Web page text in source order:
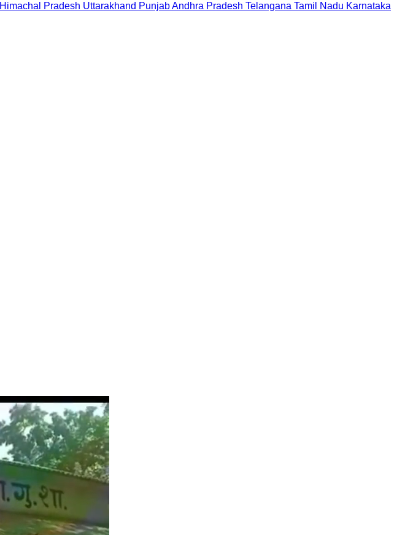
Himachal Pradesh Uttarakhand PunjabAndhra Pradesh Telangana Tamil Nadu Karnataka